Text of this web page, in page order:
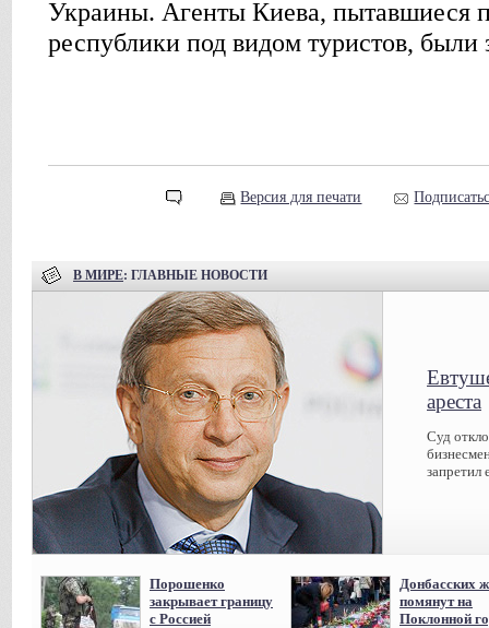
Украины. Агенты Киева, пытавшиеся
республики под видом туристов, были
Версия для печати
В МИРЕ: ГЛАВНЫЕ НОВОСТИ
ареста
Суд
запретил
Порошенко
закрывает границу
с Россией
Донбасских
помянут на
Поклонной